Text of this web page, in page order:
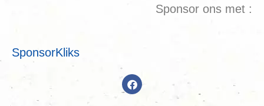
Sponsor ons met :
SponsorKliks